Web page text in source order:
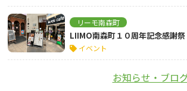
リーモ南森町
LIIMO南森町１０周年記念感謝祭
イベント
お知らせ・ブロ